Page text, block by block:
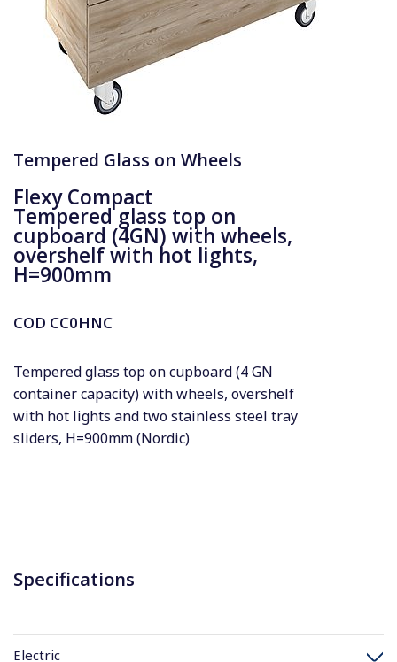
Tempered Glass on Wheels
Flexy Compact
Tempered glass top on
cupboard (4GN) with wheels,
overshelf with hot lights,
H=900mm
COD CC0HNC
Tempered glass top on cupboard (4 GN
container capacity) with wheels, overshelf
with hot lights and two stainless steel tray
sliders, H=900mm (Nordic)
Specifications
Electric